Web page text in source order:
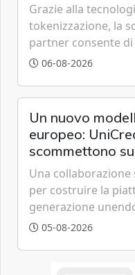
Grazie alla
tokenizzazione, la
partner consente
all'eolico ottenendo
06-08-2026
Un nuovo
europeo:
scommettono
tecnologica
Una
per costruire la
generazione
artificiale.
05-08-2026